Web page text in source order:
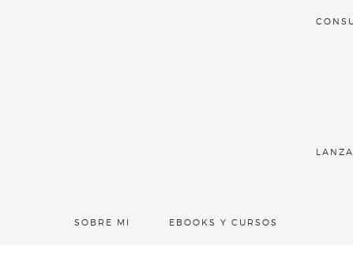
SOBRE MI EBOOKS Y CURSOS